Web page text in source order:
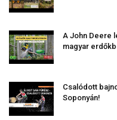
A John Deere
magyar
Csalódott
Soponyán!